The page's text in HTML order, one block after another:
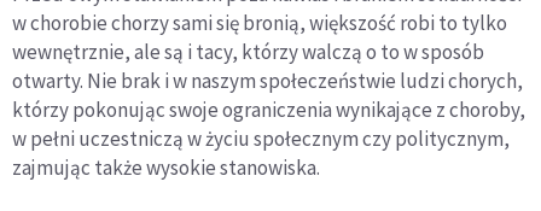
w chorobie chorzy sami się bronią, większość robi to tylko
wewnętrznie, ale są i tacy, którzy walczą o to w sposób
otwarty. Nie brak i w naszym społeczeństwie ludzi chorych,
którzy pokonując swoje ograniczenia wynikające z choroby,
w pełni uczestniczą w życiu społecznym czy politycznym,
zajmując także wysokie stanowiska.